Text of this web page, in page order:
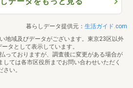
暮らしデータ提供元： 生活ガイド.com
地域及びデータがございます。東京23区以外
タとして表示しています。
っておりますが、調査後に変更がある場合が
ては各市区役所までお問い合わせいただく
い。